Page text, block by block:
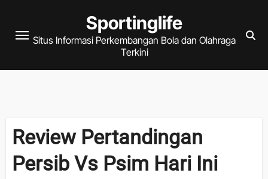
content
Sportinglife
Situs Informasi Perkembangan Bola dan Olahraga
Terkini
Review Pertandingan
Persib Vs Psim Hari Ini